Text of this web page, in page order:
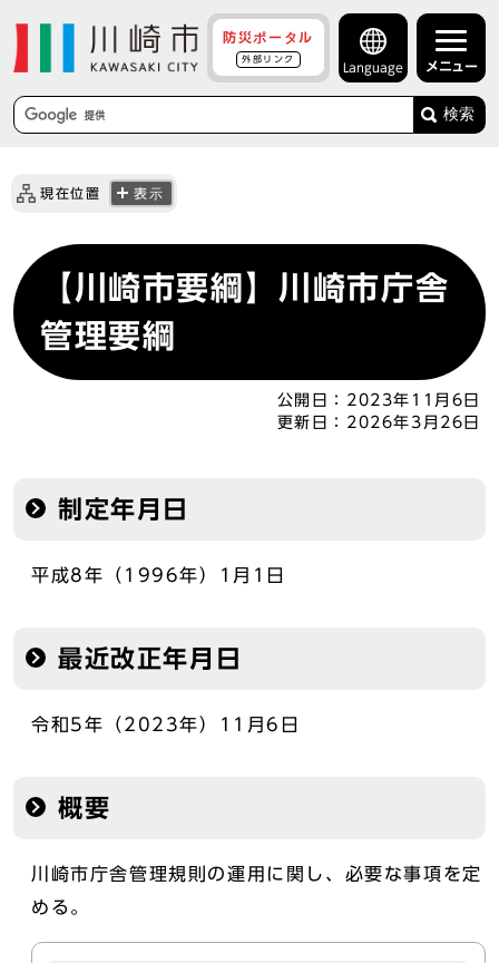
防災ポータル
外部リンク
Language メニュー
検索
現在位置 表示
【川崎市要綱】川崎市庁舎
管理要綱
公開日： 2023年11月6日
更新日： 2026年3月26日
制定年月日
平成8年（1996年）1月1日
最近改正年月日
令和5年（2023年）11月6日
概要
川崎市庁舎管理規則の運用に関し、必要な事項を定
める。